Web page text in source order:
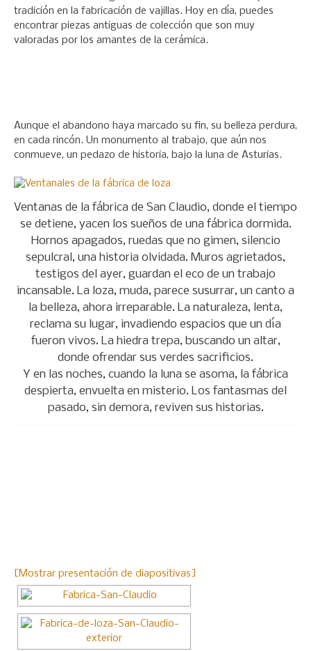
tradición en la fabricación de vajillas. Hoy en día, puedes
encontrar piezas antiguas de colección que son muy
valoradas por los amantes de la cerámica.
Aunque el abandono haya marcado su fin, su belleza perdura,
en cada rincón. Un monumento al trabajo, que aún nos
conmueve, un pedazo de historia, bajo la luna de Asturias.
Ventanas de la fábrica de San Claudio, donde el tiempo
se detiene, yacen los sueños de una fábrica dormida.
Hornos apagados, ruedas que no gimen, silencio
sepulcral, una historia olvidada. Muros agrietados,
testigos del ayer, guardan el eco de un trabajo
incansable. La loza, muda, parece susurrar, un canto a
la belleza, ahora irreparable. La naturaleza, lenta,
reclama su lugar, invadiendo espacios que un día
fueron vivos. La hiedra trepa, buscando un altar,
donde ofrendar sus verdes sacrificios.
Y en las noches, cuando la luna se asoma, la fábrica
despierta, envuelta en misterio. Los fantasmas del
pasado, sin demora, reviven sus historias.
[Mostrar presentación de diapositivas]